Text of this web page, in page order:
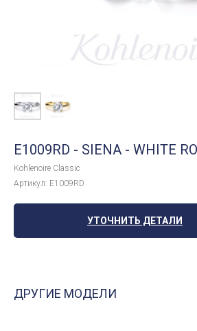
E1009RD - SIENA - WHITE
Kohlenoire Classic
Артикул: E1009RD
УТОЧНИТЬ ДЕТАЛИ
ДРУГИЕ МОДЕЛИ